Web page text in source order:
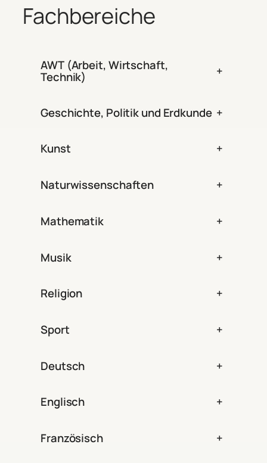
Fachbereiche
AWT (Arbeit, Wirtschaft,
Technik) +
Geschichte, Politik und Erdkunde +
Kunst +
Naturwissenschaften +
Mathematik +
Musik +
Religion +
Sport +
Deutsch +
Englisch +
Französisch +